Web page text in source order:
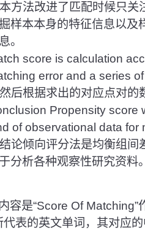
方法改进了匹配时候只关
样本本身的特征信息以及
。
score is calculation
error and a series
后根据求出的对应点对的
Propensity score
of observational data
论倾向评分法是均衡组间
分析各种观察性研究资料。
容是“Score Of Matching”
代表的英文单词，其对应